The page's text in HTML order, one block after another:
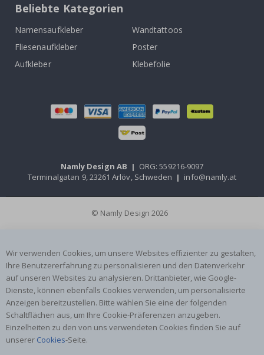
Beliebte Kategorien
Namensaufkleber
Wandtattoos
Fliesenaufkleber
Poster
Aufkleber
Klebefolie
Namly Design AB | ORG: 559216-9097
Terminalgatan 9, 23261 Arlöv, Schweden | info@namly.at
© Namly Design 2026
Wir verwenden Cookies, um unsere Websites effizienter zu gestalten,
Ihre Benutzererfahrung zu personalisieren und den Datenverkehr
auf unseren Websites zu analysieren. Drittanbieter, wie Google-
Dienste, können ebenfalls Cookies verwenden, um personalisierte
Anzeigen bereitzustellen. Bitte wählen Sie eine der folgenden
Schaltflächen aus, um Ihre Cookie-Präferenzen anzugeben.
Einzelheiten zu den von uns verwendeten Cookies finden Sie auf
unserer Cookies-Seite.